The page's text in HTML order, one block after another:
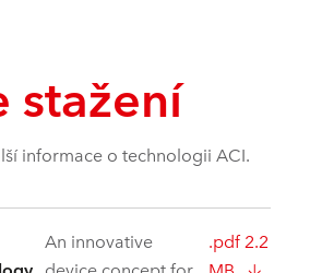
stažení
informace o technologii ACI.
An innovative
.pdf 2.2